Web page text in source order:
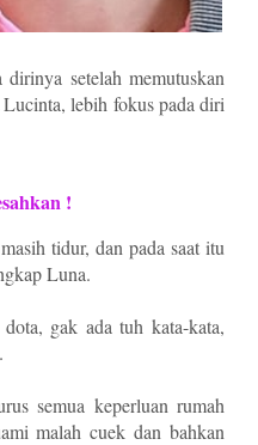
setelah memutuskan
lebih fokus pada diri
!
tidur, dan pada saat itu
Luna.
gak ada tuh kata-kata,
semua keperluan rumah
malah cuek dan bahkan